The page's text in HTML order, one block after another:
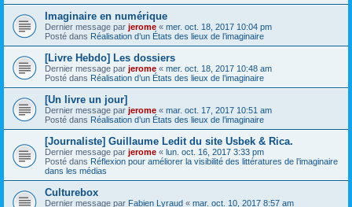
Imaginaire en numérique
Dernier message par jerome « mer. oct. 18, 2017 10:04 pm
Posté dans Réalisation d’un États des lieux de l’imaginaire
[Livre Hebdo] Les dossiers
Dernier message par jerome « mer. oct. 18, 2017 10:48 am
Posté dans Réalisation d’un États des lieux de l’imaginaire
[Un livre un jour]
Dernier message par jerome « mar. oct. 17, 2017 10:51 am
Posté dans Réalisation d’un États des lieux de l’imaginaire
[Journaliste] Guillaume Ledit du site Usbek & Rica.
Dernier message par jerome « lun. oct. 16, 2017 3:33 pm
Posté dans Réflexion pour améliorer la visibilité des littératures de l’imaginaire
dans les médias
Culturebox
Dernier message par Fabien Lyraud « mar. oct. 10, 2017 8:57 am